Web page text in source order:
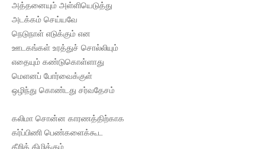
அத்தனையும் அள்ளியெடுத்து
அடக்கம் செய்யவே
நெடுநாள் எடுக்கும் என
ஊடகங்கள் உரத்துச் சொல்லியும்
எதையும் கண்டுகொள்ளாது
மெளனப் போர்வைக்குள்
ஒழிந்து கொண்டது சர்வதேசம்
கலிமா சொன்ன காரணத்திற்காக
கர்ப்பிணி பெண்களைக்கூட
கீறிக் கிழிக்கும்